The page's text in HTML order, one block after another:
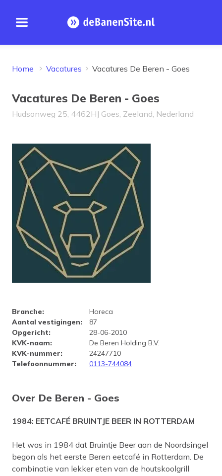
Open menu Homepage
Home Vacatures Vacatures De Beren - Goes
Vacatures De Beren - Goes
Hudsonweg 25, 4462HJ Goes, Zeeland, Nederland
Bedrijfsprofiel De Beren -
Branche:
Horeca
Aantal vestigingen:
87
Opgericht:
28-06-2010
KVK-naam:
De Beren Holding B.V.
KVK-nummer:
24247710
Telefoonnummer: 0113-744084
Over De Beren - Goes
1984: EETCAFÉ BRUINTJE BEER IN ROTTERDAM
Het was in 1984 dat Bruintje Beer aan de Noordsingel
begon als het eerste Beren eetcafé in Rotterdam. De
combinatie van lekker eten van de houtskoolgrill